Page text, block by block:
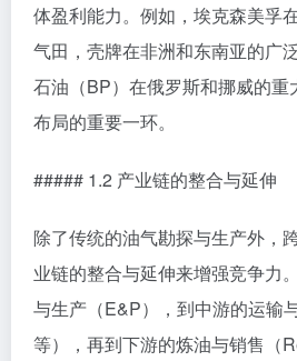
体盈利能力。例如，埃克森美孚
气田，壳牌在非洲和东南亚的广
石油（BP）在俄罗斯和挪威的重
布局的重要一环。
##### 1.2 产业链的整合与延伸
除了传统的油气勘探与生产外，
业链的整合与延伸来增强竞争力
与生产（E&P），到中游的运输
等），再到下游的炼油与销售（